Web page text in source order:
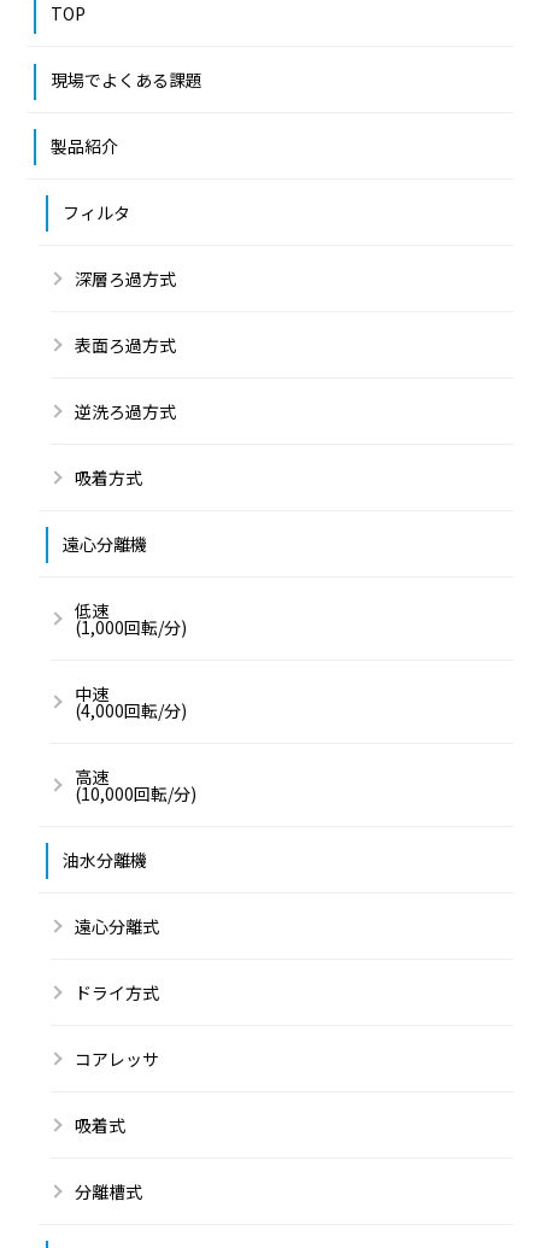
TOP
現場でよくある課題
製品紹介
フィルタ
深層ろ過方式
表面ろ過方式
逆洗ろ過方式
吸着方式
遠心分離機
低速
(1,000回転/分)
中速
(4,000回転/分)
高速
(10,000回転/分)
油水分離機
遠心分離式
ドライ方式
コアレッサ
吸着式
分離槽式